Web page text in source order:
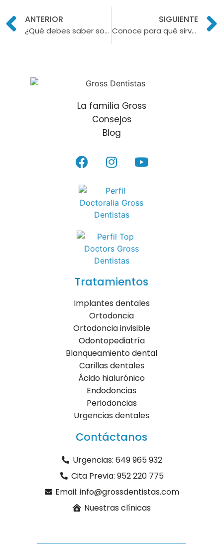
ANTERIOR
¿Qué debes saber sobre los rechazos de los implantes dentales?
SIGUIENTE
Conoce para qué sirven los elásticos en ortodoncia
La familia Gross
Consejos
Blog
Tratamientos
Implantes dentales
Ortodoncia
Ortodoncia invisible
Odontopediatría
Blanqueamiento dental
Carillas dentales
Ácido hialurónico
Endodoncias
Periodoncias
Urgencias dentales
Contáctanos
Urgencias: 649 965 932
Cita Previa: 952 220 775
Email: info@grossdentistas.com
Nuestras clínicas